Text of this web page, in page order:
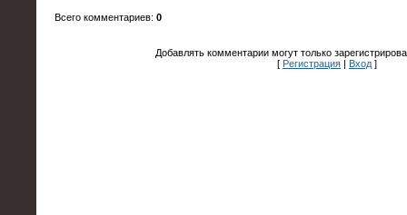
Всего комментариев: 0
Добавлять комментарии могут только
[ Регистрация | Вход ]